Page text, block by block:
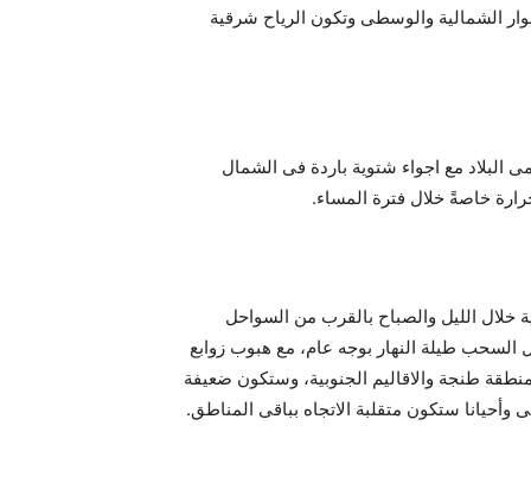
الشمالية والوسطى وتكون الرياح شرقية
مع اجواء شتوية ‫‏باردة فى الشمال
خاصةً خلال فترة المساء.
الليل والصباح بالقرب من السواحل
طيلة النهار بوجه عام، مع هبوب زوابع
طنجة والاقاليم الجنوبية، وستكون ضعيفة
ستكون متقلبة الاتجاه بباقى المناطق.